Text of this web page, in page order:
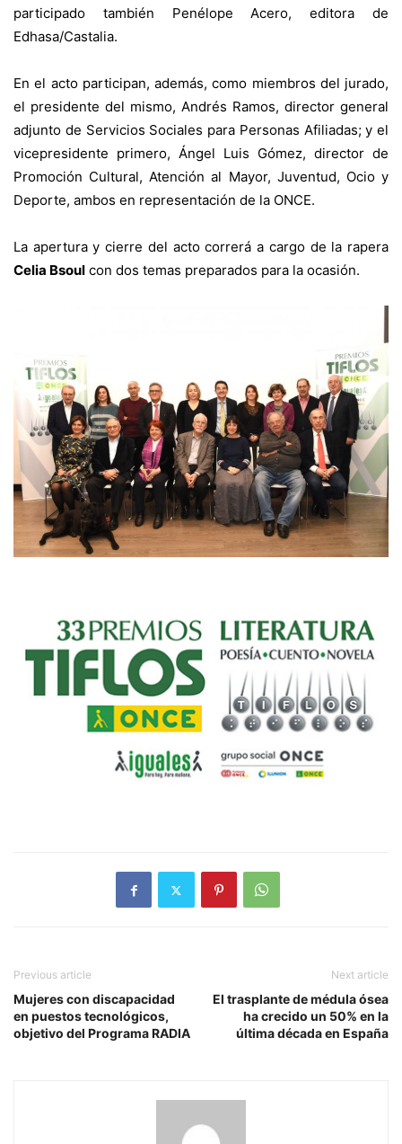
participado también Penélope Acero, editora de
Edhasa/Castalia.
En el acto participan, además, como miembros del jurado,
el presidente del mismo, Andrés Ramos, director general
adjunto de Servicios Sociales para Personas Afiliadas; y el
vicepresidente primero, Ángel Luis Gómez, director de
Promoción Cultural, Atención al Mayor, Juventud, Ocio y
Deporte, ambos en representación de la ONCE.
La apertura y cierre del acto correrá a cargo de la rapera
Celia Bsoul con dos temas preparados para la ocasión.
Previous article
Mujeres con discapacidad
en puestos tecnológicos,
objetivo del Programa RADIA
Next article
El trasplante de médula ósea
ha crecido un 50% en la
última década en España